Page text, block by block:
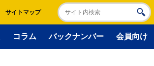
サイトマップ
コラム バックナンバー 会員向け